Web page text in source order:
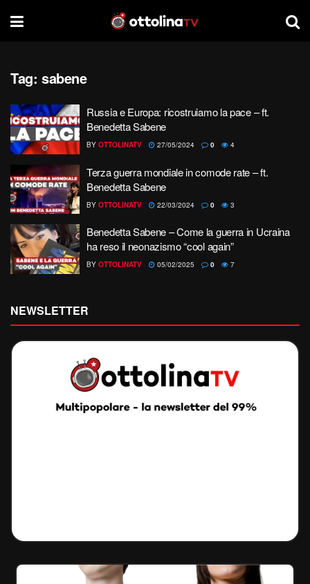
Tag: sabene
Russia e Europa: ricostruiamo la pace – ft.
Benedetta Sabene
BY OTTOLINATV 27/05/2024 0 4
Terza guerra mondiale in comode rate – ft.
Benedetta Sabene
BY OTTOLINATV 22/03/2024 0 3
Benedetta Sabene – Come la guerra in Ucraina
ha reso il neonazismo “cool again”
BY OTTOLINATV 05/02/2025 0 7
NEWSLETTER